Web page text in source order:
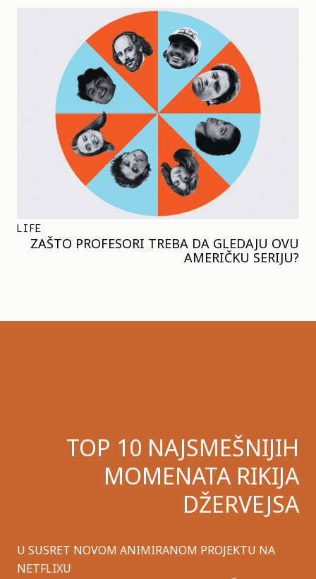
LIFE
ZAŠTO PROFESORI TREBA DA GLEDAJU OVU
AMERIČKU SERIJU?
TOP 10 NAJSMEŠNIJIH
MOMENATA RIKIJA
DŽERVEJSA
U SUSRET NOVOM ANIMIRANOM PROJEKTU NA
NETFLIXU